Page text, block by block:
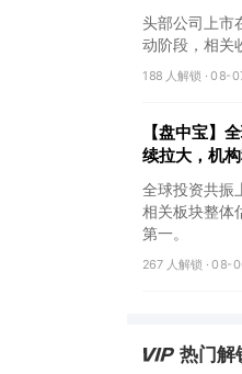
头部公司上市
动阶段，相关
188 人解锁 ·08-
【盘中宝】
续拉大，机
率第一
全球投资共振
相关板块整体
第一。
267 人解锁 ·08-
热门解